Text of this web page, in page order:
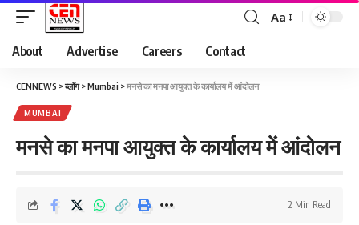
Aa
About Advertise Careers Contact
CENNEWS >ब्लॉग>Mumbai >मनसे का मनपा आयुक्त के कार्यालय में आंदोलन
MUMBAI
मनसे का मनपा आयुक्त के कार्यालय में आंदोलन
2 Min Read